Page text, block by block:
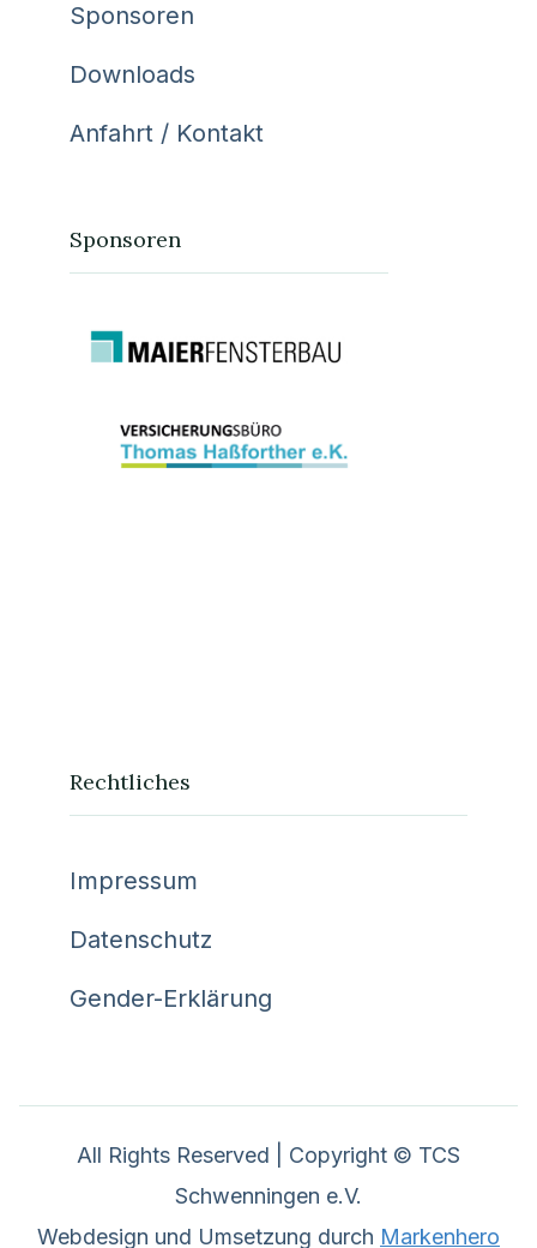
Sponsoren
Downloads
Anfahrt / Kontakt
Sponsoren
Rechtliches
Impressum
Datenschutz
Gender-Erklärung
All Rights Reserved | Copyright © TCS
Schwenningen e.V.
Webdesign und Umsetzung durch Markenhero